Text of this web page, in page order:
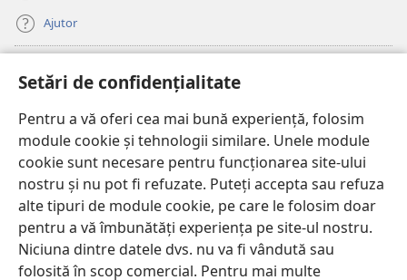
Setări de confidențialitate
Pentru a vă oferi cea mai bună experiență, folosim
module cookie și tehnologii similare. Unele module
cookie sunt necesare pentru funcționarea site-ului
nostru și nu pot fi refuzate. Puteți accepta sau refuza
alte tipuri de module cookie, pe care le folosim doar
pentru a vă îmbunătăți experiența pe site-ul nostru.
Niciuna dintre datele dvs. nu va fi vândută sau
folosită în scop comercial. Pentru mai multe
Ajutor
(se
deschide
o
fereastră
nouă)
Watchtower – BIBLIOTECĂ ONLINE™
(se
deschide
o
fereastră
JW Hub ®
(se
deschide
o
fereastră
nouă)
JW Library®
Watchtower Library